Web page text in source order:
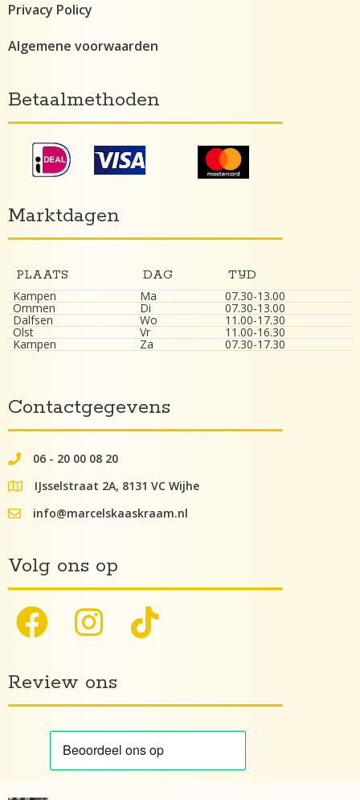
Contactgegevens
062000082
06 - 20 00 08 20
google maps lokatie
IJsselstraat 2A, 8131 VC Wijhe
info@kaaskraam.nl
info@marcelskaaskraam.nl
Volg ons op
Review ons
Betaalmethoden
Marktdagen
PLAATS DAG
TIJD
Kampen
Ma 07.30-13.00
Ommen Di 07.30-13.00
Dalfsen Wo 11.00-17.30
Olst Vr 11.00-16.30
Kampen Za 07.30-17.30
Privacy Policy
Algemene voorwaarden